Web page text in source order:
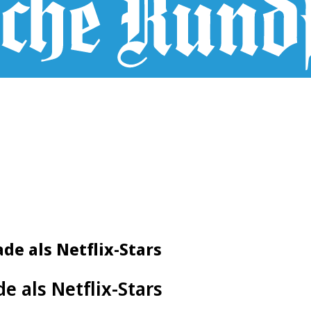
als Netflix-Stars
als Netflix-Stars